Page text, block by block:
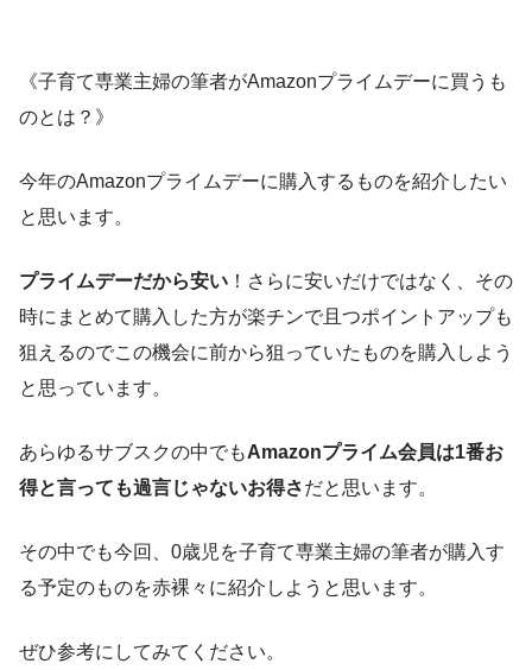
《子育て専業主婦の筆者がAmazonプライムデーに買うも
のとは？》
今年のAmazonプライムデーに購入するものを紹介したい
と思います。
プライムデーだから安い ！さらに安いだけではなく、その
時にまとめて購入した方が楽チンで且つポイントアップも
狙えるのでこの機会に前から狙っていたものを購入しよう
と思っています。
あらゆるサブスクの中でもAmazonプライム会員は1番お
得と言っても過言じゃないお得さだと思います。
その中でも今回、0歳児を子育て専業主婦の筆者が購入す
る予定のものを赤裸々に紹介しようと思います。
ぜひ参考にしてみてください。